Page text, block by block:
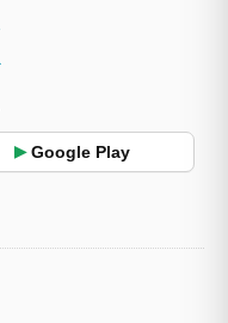
▶ Google Play